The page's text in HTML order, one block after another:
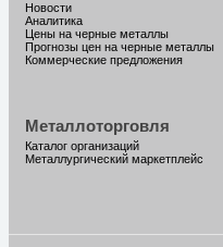
Новости
Аналитика
Цены на черные металлы
Прогнозы цен на черные металлы
Коммерческие предложения
Металлоторговля
Каталог организаций
Металлургический маркетплейс